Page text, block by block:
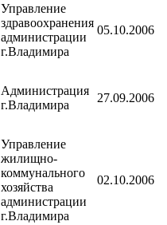
Управление
здравоохранения
администрации
г.Владимира
05.10.2006
Администрация
г.Владимира
27.09.2006
Управление
жилищно-
коммунального
хозяйства
администрации
г.Владимира
02.10.2006